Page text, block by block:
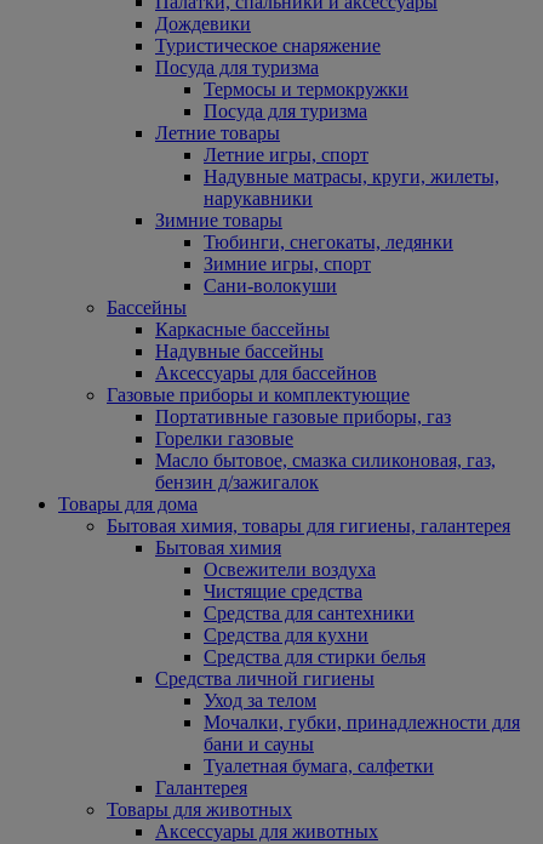
Дождевики
Туристическое снаряжение
Посуда для туризма
Термосы и термокружки
Посуда для туризма
Летние товары
Летние игры, спорт
Надувные матрасы, круги, жилеты,
нарукавники
Зимние товары
Тюбинги, снегокаты, ледянки
Зимние игры, спорт
Сани-волокуши
Бассейны
Каркасные бассейны
Надувные бассейны
Аксессуары для бассейнов
Газовые приборы и комплектующие
Портативные газовые приборы, газ
Горелки газовые
Масло бытовое, смазка силиконовая, газ,
бензин д/зажигалок
Товары для дома
Бытовая химия, товары для гигиены, галантерея
Бытовая химия
Освежители воздуха
Чистящие средства
Средства для сантехники
Средства для кухни
Средства для стирки белья
Средства личной гигиены
Уход за телом
Мочалки, губки, принадлежности для
бани и сауны
Туалетная бумага, салфетки
Галантерея
Товары для животных
Аксессуары для животных